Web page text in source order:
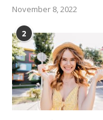
November 8, 2022
2